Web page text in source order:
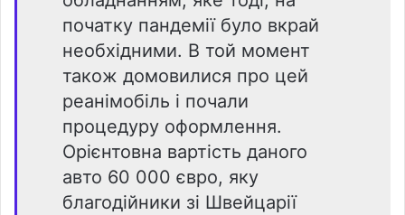
початку пандемії було вкрай
необхідними. В той момент
також домовилися про цей
реанімобіль і почали
процедуру оформлення.
Орієнтовна вартість даного
авто 60 000 євро, яку
благодійники зі Швейцарії